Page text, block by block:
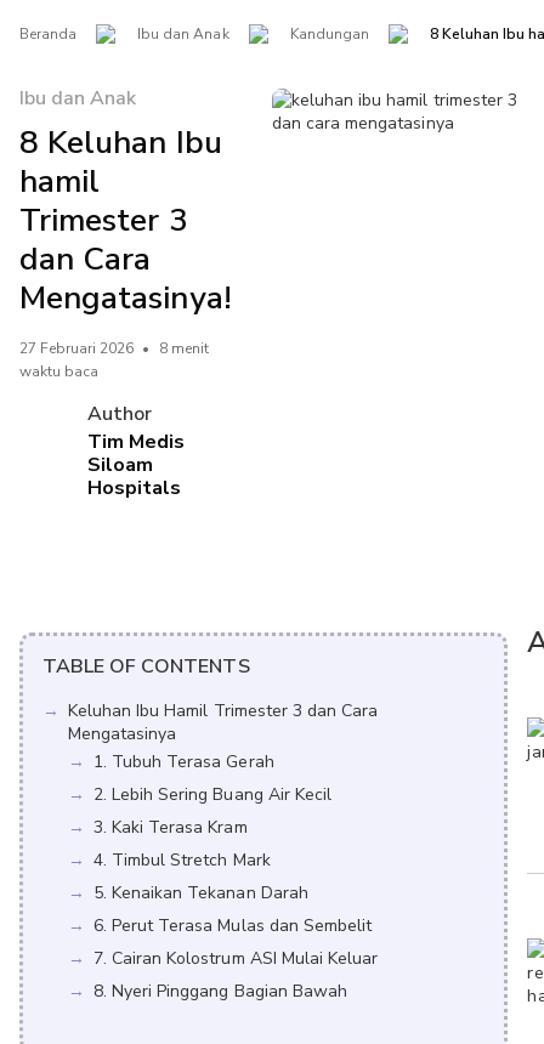
Beranda Ibu dan Anak Kandungan 8 Keluhan Ibu
Ibu dan Anak
8 Keluhan Ibu
hamil
Trimester 3
dan Cara
Mengatasinya!
27 Februari 2026 •
8 menit
waktu baca
Author
Tim Medis
Siloam
Hospitals
TABLE OF CONTENTS
Keluhan Ibu Hamil Trimester 3 dan Cara
Mengatasinya
1. Tubuh Terasa Gerah
2. Lebih Sering Buang Air Kecil
3. Kaki Terasa Kram
4. Timbul Stretch Mark
5. Kenaikan Tekanan Darah
6. Perut Terasa Mulas dan Sembelit
7. Cairan Kolostrum ASI Mulai Keluar
8. Nyeri Pinggang Bagian Bawah